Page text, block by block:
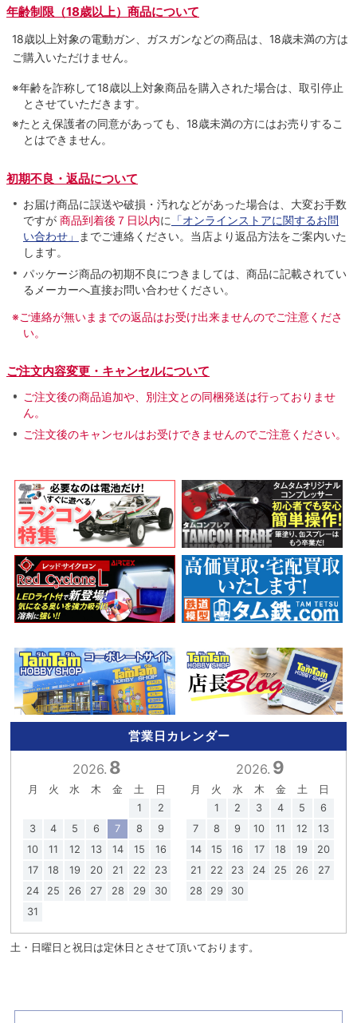
年齢制限（18歳以上）商品について
18歳以上対象の電動ガン、ガスガンなどの商品は、18歳未満の方は
ご購入いただけません。
※年齢を詐称して18歳以上対象商品を購入された場合は、取引停止
とさせていただきます。
※たとえ保護者の同意があっても、18歳未満の方にはお売りするこ
とはできません。
初期不良・返品について
お届け商品に誤送や破損・汚れなどがあった場合は、大変お手数
ですが 商品到着後７日以内に 「オンラインストアに関するお問
い合わせ」
までご連絡ください。当店より返品方法をご案内いた
します。
パッケージ商品の初期不良につきましては、商品に記載されてい
るメーカーへ直接お問い合わせください。
※ご連絡が無いままでの返品はお受け出来ませんのでご注意くださ
い。
ご注文内容変更・キャンセルについて
ご注文後の商品追加や、別注文との同梱発送は行っておりませ
ん。
ご注文後のキャンセルはお受けできませんのでご注意ください。
営業日カレンダー
2026. 8
月 火 水 木 金 土
日
1
2
3
4 5 6 7 8
9
10
11 12 13 14 15
16
17
18 19 20 21 22
23
24
25 26 27 28 29
30
31
2026. 9
月 火 水 木 金 土
日
1
2 3 4 5
6
7
8 9 10 11 12
13
14
15 16 17 18 19
20
21
22 23 24 25 26
27
28
29 30
土・日曜日と祝日は定休日とさせて頂いております。